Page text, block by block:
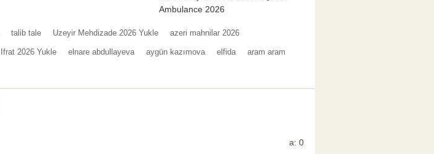
Ambulance 2026
talib tale Uzeyir Mehdizade 2026 Yukle azeri mahnilar 2026
Ifrat 2026 Yukle elnare abdullayeva aygün kazımova elfida aram aram
a: 0